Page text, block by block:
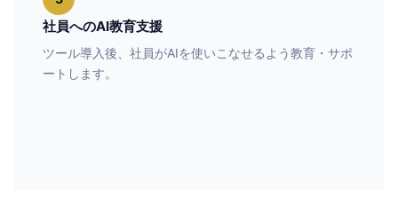
社員へのAI教育支援
ツール導入後、社員がAIを使いこなせるよう教育・サポ
ートします。